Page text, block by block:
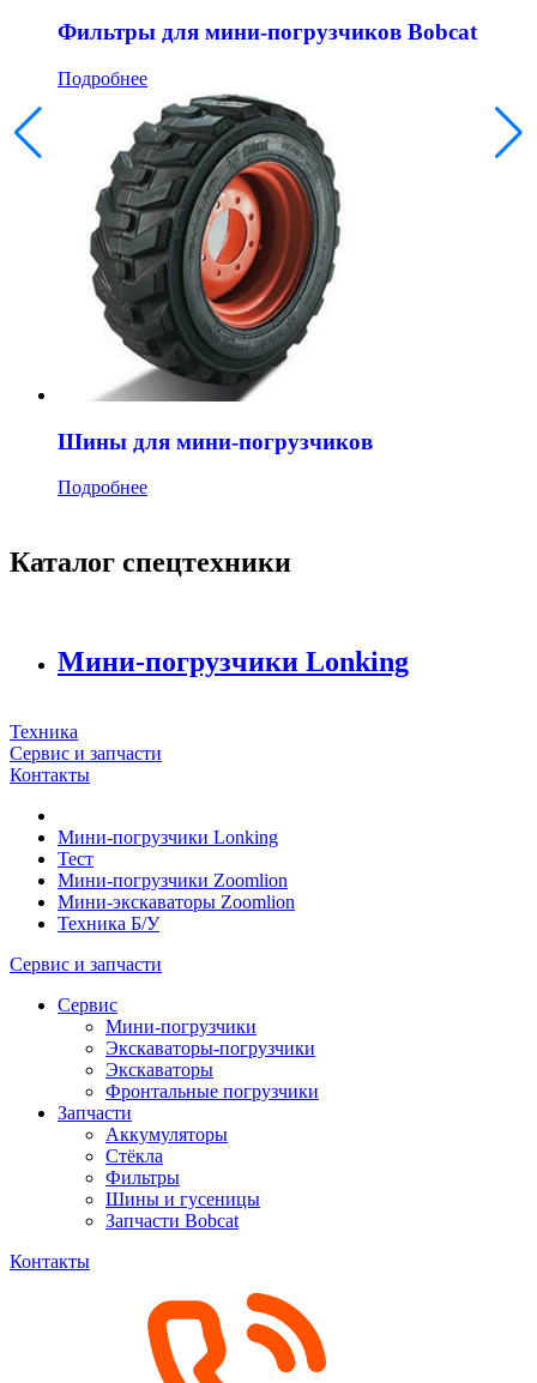
Фильтры для мини-погрузчиков Bobcat
Подробнее
Шины для мини-погрузчиков
Подробнее
Каталог спецтехники
Мини-погрузчики Lonking
Техника
Сервис и запчасти
Контакты
Мини-погрузчики Lonking
Тест
Мини-погрузчики Zoomlion
Мини-экскаваторы Zoomlion
Техника Б/У
Сервис и запчасти
Сервис
Мини-погрузчики
Экскаваторы-погрузчики
Экскаваторы
Фронтальные погрузчики
Запчасти
Аккумуляторы
Стёкла
Фильтры
Шины и гусеницы
Запчасти Bobcat
Контакты